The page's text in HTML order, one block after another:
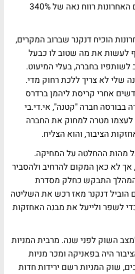
שרשמו בשנה וחודשיים האחרונות רווח נאה של 340%
הוכיח דנקנר שברוב המקרים,
לעשות את מה שטוב לו כבעל
בחברה, בעלי המיעוט.
שלי לא צריך ללכת רחוק מדי.
חודשים אחרי קריסת ליהמן ברדרס
בבורסה חברה "קטנה", אי.די.בי
מטרה למחוק את החברה
הציבור, והוא הצליח.
מהות ההחלטה על המחיקה.
אך לא כאן המקום להרחיב ולהסביר
המהלך התבקש כחלק מסדרת
הוביל דנקנר מאז רכש את השליטה
בשנת 2003 כדי לשפר ולייעל את מבנה האחזקות
השוק לפני שנה. מרבית המניות
היה בפאניקה ומכר מניות
שוק המניות רשם ירידות חדות